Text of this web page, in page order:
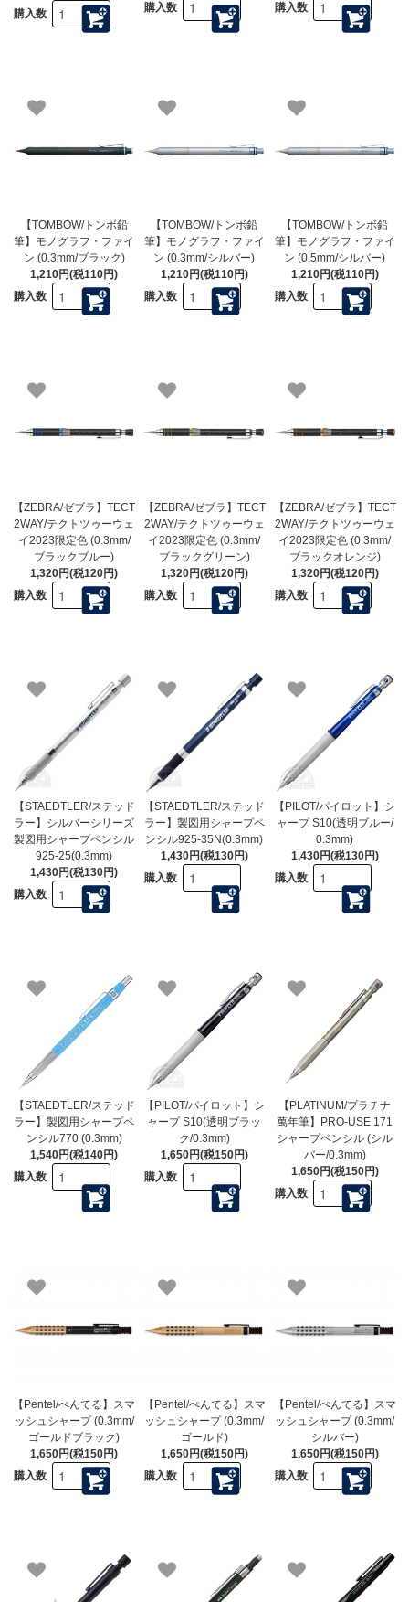
購入数
購入数
購入数
【TOMBOW/トンボ鉛
筆】モノグラフ・ファイ
ン (0.3mm/ブラック)
1,210円(税110円)
購入数
【TOMBOW/トンボ鉛
筆】モノグラフ・ファイ
ン (0.3mm/シルバー)
1,210円(税110円)
購入数
【TOMBOW/トンボ鉛
筆】モノグラフ・ファイ
ン (0.5mm/シルバー)
1,210円(税110円)
購入数
【ZEBRA/ゼブラ】TECT
2WAY/テクトツゥーウェ
イ2023限定色 (0.3mm/
ブラックブルー)
1,320円(税120円)
購入数
【ZEBRA/ゼブラ】TECT
2WAY/テクトツゥーウェ
イ2023限定色 (0.3mm/
ブラックグリーン)
1,320円(税120円)
購入数
【ZEBRA/ゼブラ】TECT
2WAY/テクトツゥーウェ
イ2023限定色 (0.3mm/
ブラックオレンジ)
1,320円(税120円)
購入数
【STAEDTLER/ステッド
ラー】シルバーシリーズ
製図用シャープペンシル
925-25(0.3mm)
1,430円(税130円)
購入数
【STAEDTLER/ステッド
ラー】製図用シャープペ
ンシル925-35N(0.3mm)
1,430円(税130円)
購入数
【PILOT/パイロット】シ
ャープ S10(透明ブルー/
0.3mm)
1,430円(税130円)
購入数
【STAEDTLER/ステッド
ラー】製図用シャープペ
ンシル770 (0.3mm)
1,540円(税140円)
購入数
【PILOT/パイロット】シ
ャープ S10(透明ブラッ
ク/0.3mm)
1,650円(税150円)
購入数
【PLATINUM/プラチナ
萬年筆】PRO-USE 171
シャープペンシル (シル
バー/0.3mm)
1,650円(税150円)
購入数
【Pentel/ぺんてる】スマ
ッシュシャープ (0.3mm/
ゴールドブラック)
1,650円(税150円)
購入数
【Pentel/ぺんてる】スマ
ッシュシャープ (0.3mm/
ゴールド)
1,650円(税150円)
購入数
【Pentel/ぺんてる】スマ
ッシュシャープ (0.3mm/
シルバー)
1,650円(税150円)
購入数